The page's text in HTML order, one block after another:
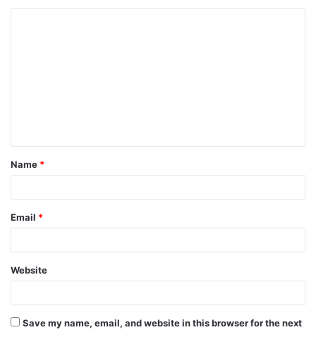
Name *
Email *
Website
Save my name, email, and website in this browser for the next